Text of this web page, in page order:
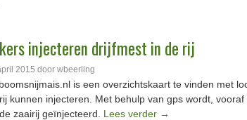
injecteren drijfmest in de rij
2015 door wbeerling
is een overzichtskaart te vinden met
kunnen injecteren. Met behulp van gps wordt, vooraf
zaairij geïnjecteerd. Lees verder →